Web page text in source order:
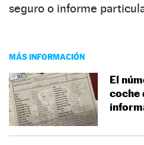
seguro o informe
MÁS INFORMACIÓN
El
coche